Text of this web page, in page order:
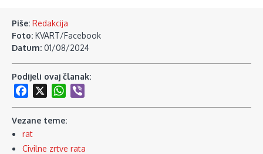
Piše: Redakcija
Foto: KVART/Facebook
Datum: 01/08/2024
Podijeli ovaj članak:
Facebook
WhatsApp
Vezane teme:
rat
Civilne zrtve rata